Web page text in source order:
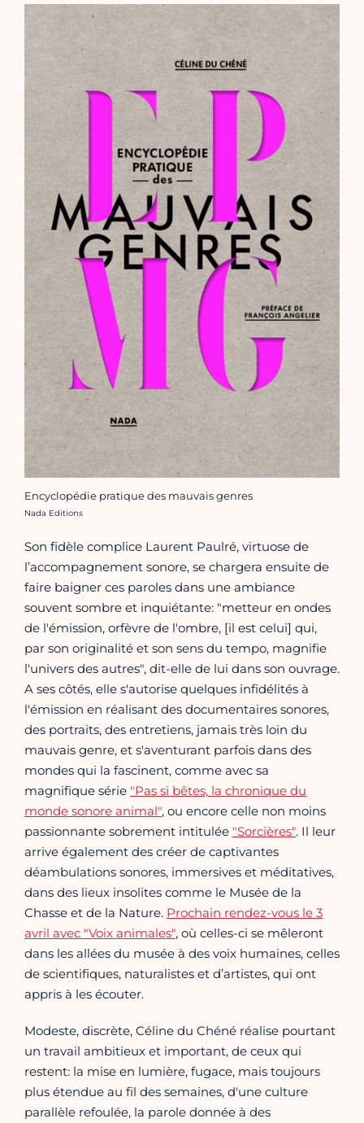
Encyclopédie pratique des mauvais genres
Crédit photo :
Nada Editions
Son fidèle complice Laurent Paulré, virtuose de
l’accompagnement sonore, se chargera ensuite de
faire baigner ces paroles dans une ambiance
souvent sombre et inquiétante: "metteur en ondes
de l'émission, orfèvre de l'ombre, [il est celui] qui,
par son originalité et son sens du tempo, magnifie
l'univers des autres", dit-elle de lui dans son ouvrage.
A ses côtés, elle s'autorise quelques infidélités à
l'émission en réalisant des documentaires sonores,
des portraits, des entretiens, jamais très loin du
mauvais genre, et s'aventurant parfois dans des
mondes qui la fascinent, comme avec sa
magnifique série "Pas si bêtes, la chronique du
monde sonore animal", ou encore celle non moins
passionnante sobrement intitulée "Sorcières". Il leur
arrive également des créer de captivantes
déambulations sonores, immersives et méditatives,
dans des lieux insolites comme le Musée de la
Chasse et de la Nature. Prochain rendez-vous le 3
avril avec "Voix animales", où celles-ci se mêleront
dans les allées du musée à des voix humaines, celles
de scientifiques, naturalistes et d’artistes, qui ont
appris à les écouter.
Modeste, discrète, Céline du Chéné réalise pourtant
un travail ambitieux et important, de ceux qui
restent: la mise en lumière, fugace, mais toujours
plus étendue au fil des semaines, d'une culture
parallèle refoulée, la parole donnée à des